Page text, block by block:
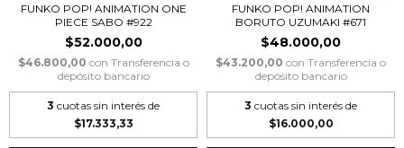
FUNKO POP! ANIMATION ONE
PIECE SABO #922
$52.000,00
$46.800,00 con Transferencia o
depósito bancario
3 cuotas sin interés de
$17.333,33
FUNKO POP! ANIMATION
BORUTO UZUMAKI #671
$48.000,00
$43.200,00 con Transferencia o
depósito bancario
3 cuotas sin interés de
$16.000,00